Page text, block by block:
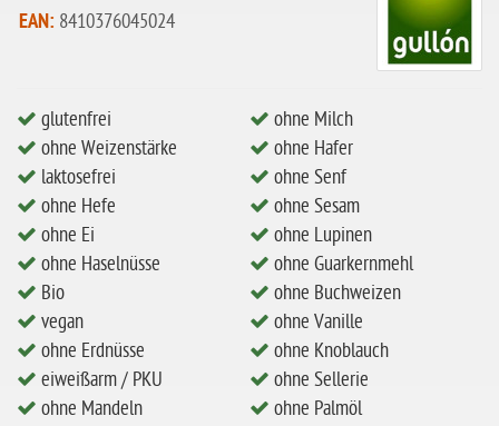
ohne Soja
vegan
ohne Erdnüsse
eiweißarm / PKU
ohne Mandeln
ohne Milch
ohne Hafer
ohne Zuckerzusatz
EAN: 8410376045024
glutenfrei
ohne Weizenstärke
laktosefrei
ohne Hefe
ohne Ei
ohne Haselnüsse
Bio
vegan
ohne Erdnüsse
eiweißarm / PKU
ohne Mandeln
ohne Milch
ohne Hafer
ohne Senf
ohne Sesam
ohne Lupinen
ohne Guarkernmehl
ohne Buchweizen
ohne Vanille
ohne Knoblauch
ohne Sellerie
ohne Palmöl